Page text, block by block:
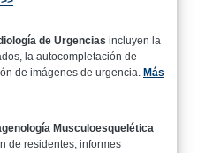
de Urgencias incluyen la
la autocompletación de
de imágenes de urgencia. Más
Musculoesquelética
de residentes, informes